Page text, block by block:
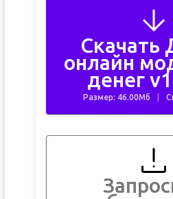
Скачать
онлайн
денег
Размер: 46.00Мб